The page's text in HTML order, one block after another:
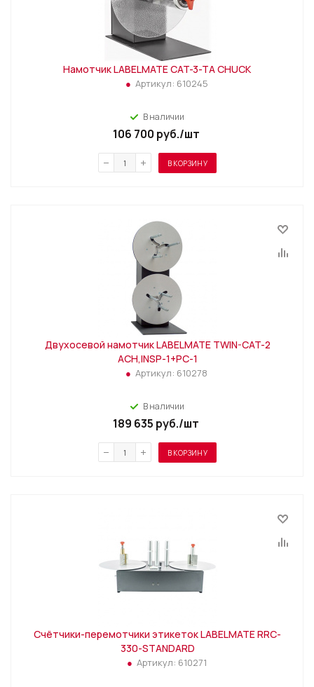
Намотчик LABELMATE CAT-3-TA CHUCK
Артикул: 610245
В наличии
106 700 руб./шт
В КОРЗИНУ
Двухосевой намотчик LABELMATE TWIN-CAT-2
ACH,INSP-1+PC-1
Артикул: 610278
В наличии
189 635 руб./шт
В КОРЗИНУ
Счётчики-перемотчики этикеток LABELMATE RRC-
330-STANDARD
Артикул: 610271